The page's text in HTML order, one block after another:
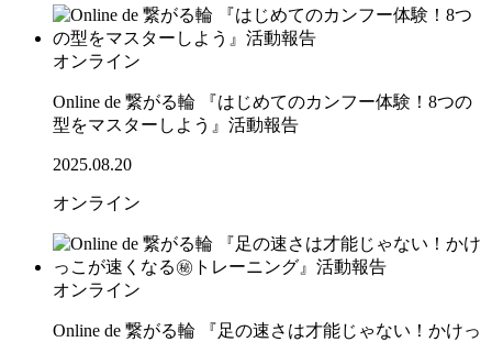
オンライン
Online de 繋がる輪 『はじめてのカンフー体験！8つの
型をマスターしよう』活動報告
2025.08.20
オンライン
オンライン
Online de 繋がる輪 『足の速さは才能じゃない！かけっ